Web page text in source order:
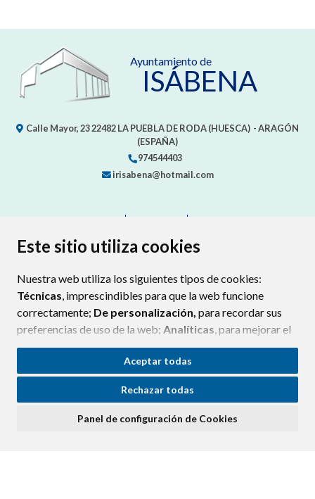
Este sitio utiliza cookies
Nuestra web utiliza los siguientes tipos de cookies:
Técnicas, imprescindibles para que la web funcione
correctamente; De personalización, para recordar sus
preferencias de uso de la web; Analíticas, para mejorar el
funcionamiento de la web y sus servicios.
Si acepta pulsando el botón“Aceptar todas”
consideramos que acepta su uso. Si pulsa el botón
ninguna acción, se guardarán las cookies técnicas
Aceptar todas
Rechazar todas
Panel de configuración de Cookies
Ayuntamiento de
ISÁBENA
Calle Mayor, 2322482LA PUEBLA DE RODA (HUESCA) - ARAGÓN
(ESPAÑA)
974544403
irisabena@hotmail.com
PROTECCIÓN DE DATOS
POLÍTICA DE COOKIES